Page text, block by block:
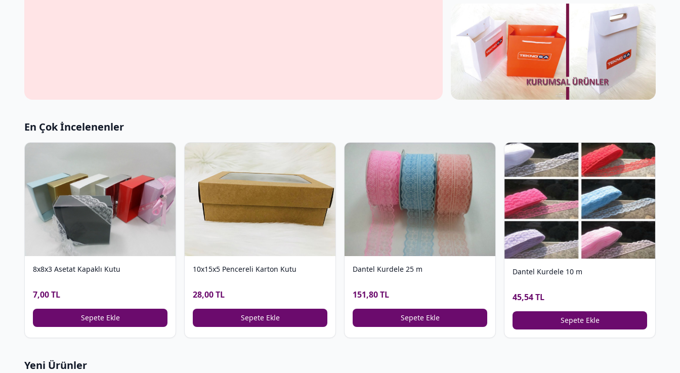
En Çok İncelenenler
8x8x3 Asetat Kapaklı Kutu
7,00 TL
Sepete Ekle
10x15x5 Pencereli Karton Kutu
28,00 TL
Sepete Ekle
Dantel Kurdele 25 m
151,80 TL
Sepete Ekle
Dantel Kurdele 10 m
45,54 TL
Sepete Ekle
Yeni Ürünler